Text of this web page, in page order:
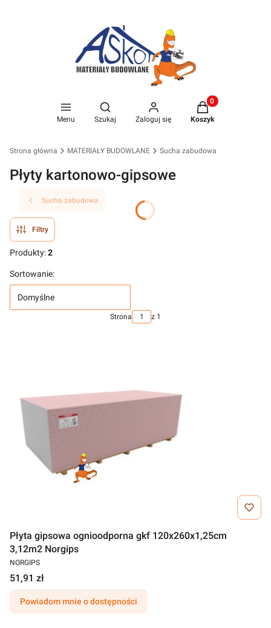
Menu
Otwórz wyszukiwarkę
Szukaj Zaloguj się
Produkty w
Koszyk
Strona główna MATERIAŁY BUDOWLANE Sucha zabudowa
Płyty kartonowo-gipsowe
Sucha zabudowa
Filtry
Produkty:2
Sortowanie:
Domyślne
Strona z 1
Płyta gipsowa ognioodporna gkf 120x260x1,25cm
3,12m2 Norgips
NORGIPS
51,91 zł
Powiadom mnie o dostępności